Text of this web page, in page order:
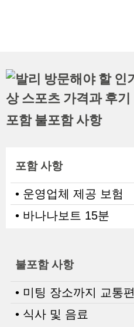
포함 불포함 사항
포함 사항
• 운영업체 제공 보험
• 바나나보트 15분
불포함 사항
• 미팅 장소까지 교통편
• 식사 및 음료